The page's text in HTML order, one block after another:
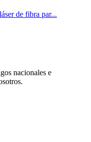
de fibra par...
nacionales e